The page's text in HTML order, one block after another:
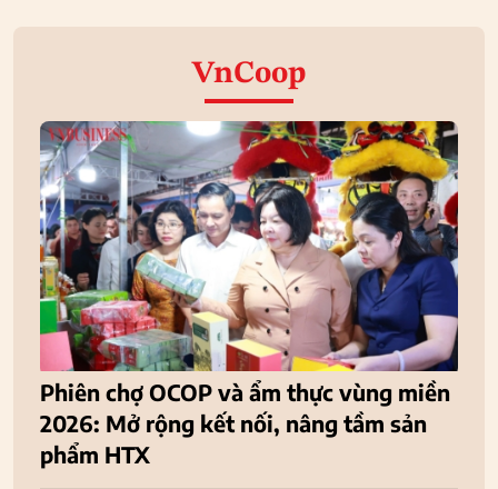
VnCoop
Phiên chợ OCOP và ẩm thực vùng miền
2026: Mở rộng kết nối, nâng tầm sản
phẩm HTX